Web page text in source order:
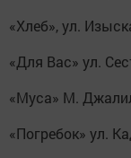
«Хлеб», ул.
«Для Вас» ул.
«Муса» М.
«Погребок» ул.